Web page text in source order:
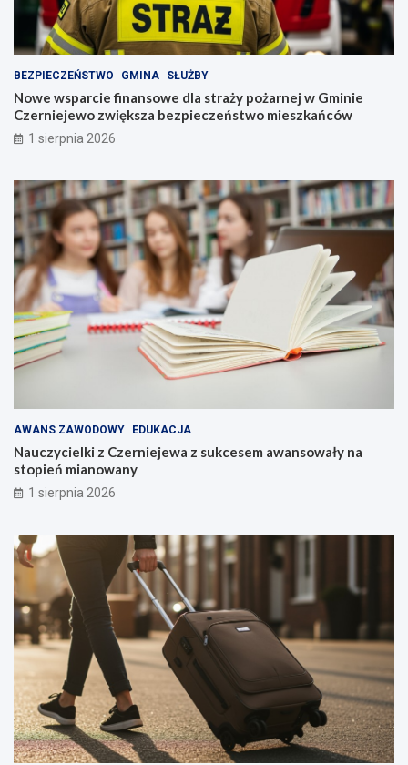
BEZPIECZEŃSTWO GMINA SŁUŻBY
Nowe wsparcie finansowe dla straży pożarnej w Gminie
Czerniejewo zwiększa bezpieczeństwo mieszkańców
1 sierpnia 2026
AWANS ZAWODOWY EDUKACJA
Nauczycielki z Czerniejewa z sukcesem awansowały na
stopień mianowany
1 sierpnia 2026